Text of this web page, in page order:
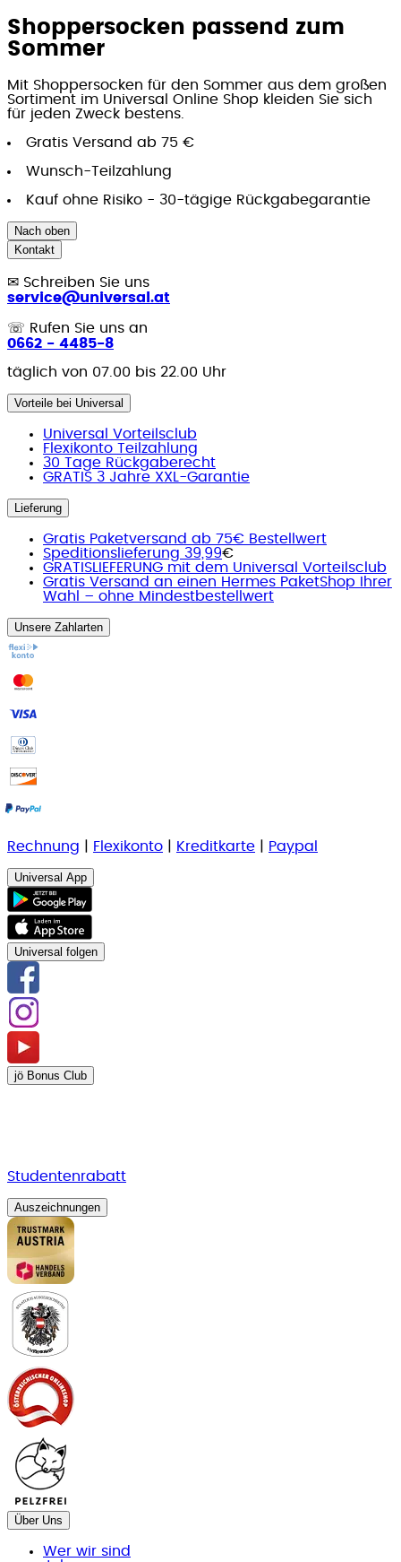
Shoppersocken passend zum
Sommer
Mit Shoppersocken für den Sommer aus dem großen
Sortiment im Universal Online Shop kleiden Sie sich
für jeden Zweck bestens.
Gratis Versand ab 75 €
Wunsch-Teilzahlung
Kauf ohne Risiko - 30-tägige Rückgabegarantie
Nach oben
Kontakt
✉ Schreiben Sie uns
service@universal.at
☏ Rufen Sie uns an
0662 - 4485-8
täglich von 07.00 bis 22.00 Uhr
Vorteile bei Universal
Universal Vorteilsclub
Flexikonto Teilzahlung
30 Tage Rückgaberecht
GRATIS 3 Jahre XXL-Garantie
Lieferung
Gratis Paketversand ab 75€ Bestellwert
Speditionslieferung 39,99€
GRATISLIEFERUNG mit dem Universal Vorteilsclub
Gratis Versand an einen Hermes PaketShop Ihrer
Wahl – ohne Mindestbestellwert
Unsere Zahlarten
Rechnung Flexikonto Kreditkarte Paypal
Universal App
Universal folgen
jö Bonus Club
Studentenrabatt
Auszeichnungen
Über Uns
Wer wir sind